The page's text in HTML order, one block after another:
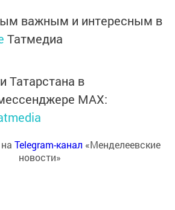
важным и интересным в
Татмедиа
Татарстана в
MАХ:
Telegram-канал «Менделеевские
новости»